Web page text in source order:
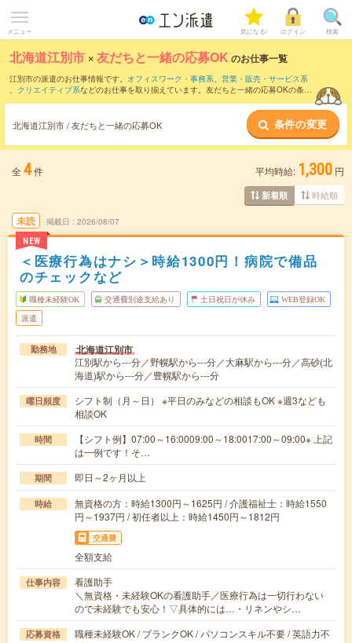
メニュー 気になる! ログイン 検索
北海道江別市 ×友だちと一緒の応募OK のお仕事一覧
江別市の派遣のお仕事情報です。 オフィスワーク・事務系、 営業・販売・サービス系
、 クリエイティブ系などのお仕事を取り揃えています。友だちと一緒の応募OKの条件
北海道江別市 / 友だちと一緒の応募OK 条件の変更
全 4件 平均時給: 1,300 円
新着順 時給順
未読
NEW
掲載日 2026/08/07
＜医療行為はナシ＞時給1300円！病院で備品
のチェックなど
職種未経験OK 交通費別途支給あり 土日祝日が休み WEB登録OK
派遣
勤務地 北海道江別市
江別駅から---分／野幌駅から---分／大麻駅から---分／高砂(北
海道)駅から---分／豊幌駅から---分
曜日頻度
シフト制（月～日） ※平日のみなどの相談もOK ※週3なども
相談OK
時間
【シフト例】07:00～16:0009:00～18:0017:00～09:00※ 上記
は一例です！そ…
期間 即日～2ヶ月以上
時給
無資格の方：時給1300円～1625円 / 介護福祉士：時給1550
円～1937円 / 初任者以上：時給1450円～1812円
交通費
全額支給
仕事内容
看護助手
＼無資格・未経験OKの看護助手／医療行為は一切行わない
ので未経験でも安心！▽具体的には…・リネンやシ…
応募資格
職種未経験OK / ブランクOK / パソコンスキル不要 / 英語力不